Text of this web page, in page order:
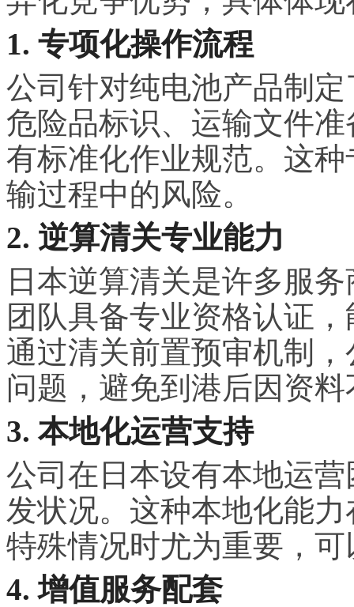
1. 专项化操作流程
公司针对纯电池产品制
危险品标识、运输文件
有标准化作业规范。这
输过程中的风险。
2. 逆算清关专业能力
日本逆算清关是许多服
团队具备专业资格认证
通过清关前置预审机制
问题，避免到港后因资
3. 本地化运营支持
公司在日本设有本地运
发状况。这种本地化能
特殊情况时尤为重要，
4. 增值服务配套